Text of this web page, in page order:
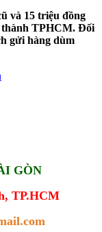
và 15 triệu đồng
thành TPHCM. Đối
gửi hàng dùm
GÒN
TP.HCM